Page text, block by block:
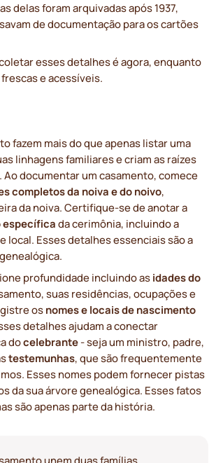
delas foram arquivadas após 1937,
de documentação para os cartões
esses detalhes é agora, enquanto
e acessíveis.
fazem mais do que apenas listar uma
linhagens familiares e criam as raízes
Ao documentar um casamento, comece
completos da noiva e do noivo,
da noiva. Certifique-se de anotar a
específicada cerimônia, incluindo a
local. Esses detalhes essenciais são a
profundidade incluindo asidades do
suas residências, ocupações e
osnomes e locais de nascimento
detalhes ajudam a conectar
docelebrante - seja um ministro, padre,
testemunhas, que são frequentemente
Esses nomes podem fornecer pistas
da sua árvore genealógica. Esses fatos
são apenas parte da história.
unem duas famílias,